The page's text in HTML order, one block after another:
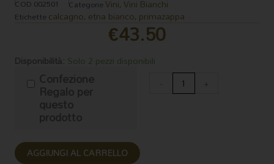
COD 002501 CategorieVini, Vini Bianchi
Etichettecalcagno, etna bianco, primazappa
€43.50
Disponibilità: Solo 2 pezzi disponibiliEtna
Bianco
Superiore +
AGGIUNGI AL CARRELLO